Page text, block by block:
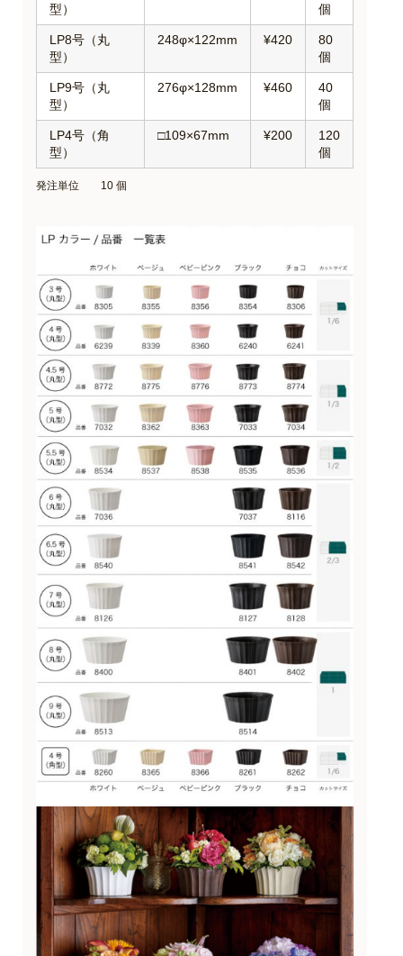
型）
個
LP8号（丸
型）
248φ×122mm ¥420
80
個
LP9号（丸
型）
276φ×128mm ¥460
40
個
LP4号（角
型）
□109×67mm ¥200
120
個
発注単位 10 個